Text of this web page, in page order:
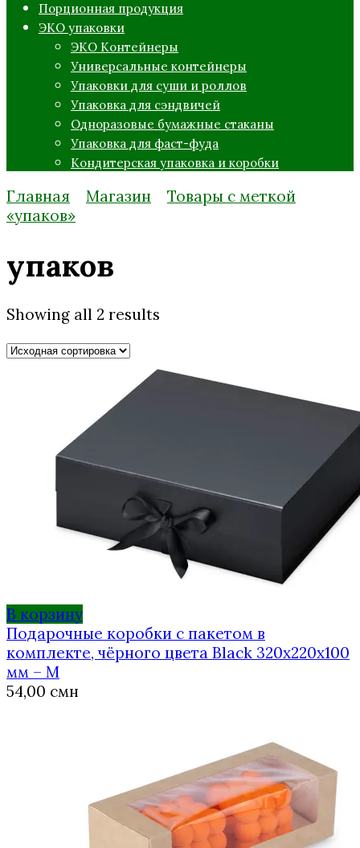
Порционная продукция
ЭКО упаковки
ЭКО Контейнеры
Универсальные контейнеры
Упаковки для суши и роллов
Упаковка для сэндвичей
Одноразовые бумажные стаканы
Упаковка для фаст-фуда
Кондитерская упаковка и коробки
Главная Магазин
Товары с меткой
«упаков»
упаков
Showing all 2 results
В корзину
Подарочные коробки с пакетом в
комплекте, чёрного цвета Black 320x220x100
мм – M
54,00 смн